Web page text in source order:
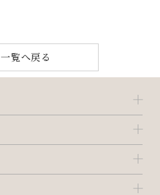
一覧へ戻る